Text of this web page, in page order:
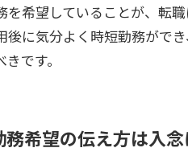
を希望していることが、転
後に気分よく時短勤務がで
です。
務希望の伝え方は入